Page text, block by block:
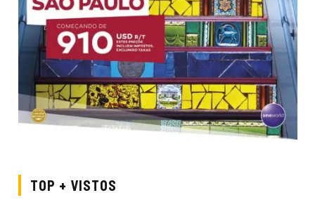
TOP + VISTOS